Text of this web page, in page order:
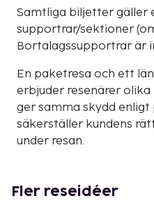
Samtliga biljetter gäller
supportrar/sektioner
Bortalagssupportrar är
En paketresa och ett
erbjuder resenärer
ger samma skydd
säkerställer kundens
under resan.
Fler reseidéer